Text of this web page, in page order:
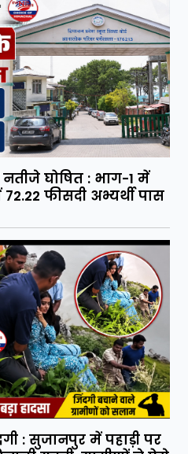
नतीजे घोषित : भाग-1 में
फीसदी अभ्यर्थी पास
: सुजानपुर में पहाड़ी पर